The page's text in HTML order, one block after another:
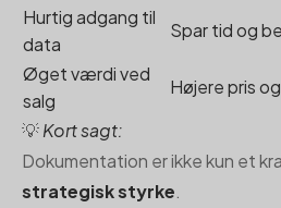
Hurtig adgang til
data
Spar tid og
Øget værdi ved
salg
Højere pris
💡Kort sagt:
Dokumentation er ikke kun et
strategisk styrke.